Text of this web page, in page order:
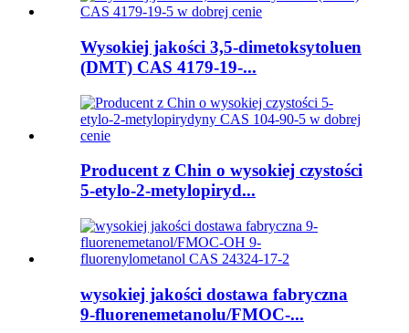
Wysokiej jakości 3,5-dimetoksytoluen
(DMT) CAS 4179-19-...
Producent z Chin o wysokiej czystości
5-etylo-2-metylopiryd...
wysokiej jakości dostawa fabryczna
9-fluorenemetanolu/FMOC-...